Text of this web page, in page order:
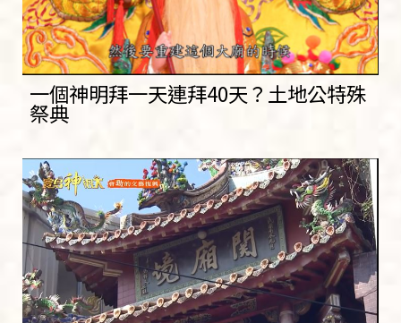
一個神明拜一天連拜40天？土地公特殊
祭典